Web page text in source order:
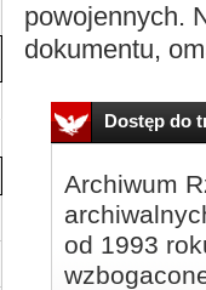
powojennych.
dokumentu,
Dostęp do
Archiwum
od 1993